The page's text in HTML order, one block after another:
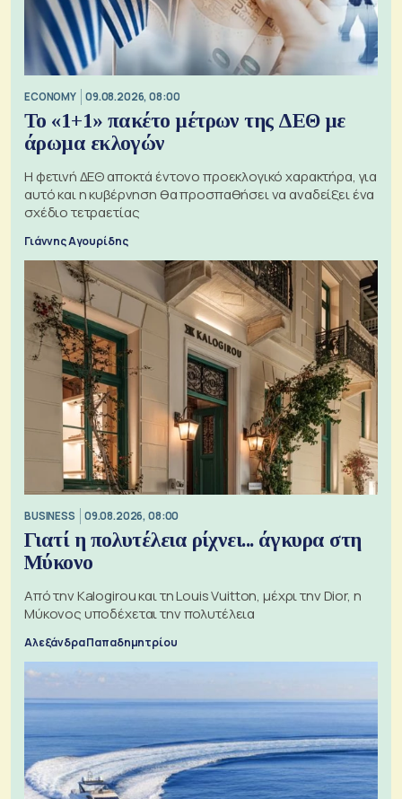
ECONOMY 09.08.2026, 08:00
Το «1+1» πακέτο μέτρων της ΔΕΘ με
άρωμα εκλογών
Η φετινή ΔΕΘ αποκτά έντονο προεκλογικό χαρακτήρα, για
αυτό και η κυβέρνηση θα προσπαθήσει να αναδείξει ένα
σχέδιο τετραετίας
Γιάννης Αγουρίδης
BUSINESS 09.08.2026, 08:00
Γιατί η πολυτέλεια ρίχνει... άγκυρα στη
Μύκονο
Από την Kalogirou και τη Louis Vuitton, μέχρι την Dior, η
Μύκονος υποδέχεται την πολυτέλεια
Αλεξάνδρα Παπαδημητρίου